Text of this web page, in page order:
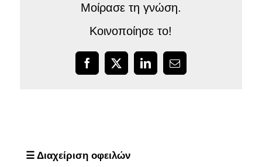
Μοίρασε τη γνώση.
Κοινοποίησε το!
Facebook
X LinkedInEmail
☰ Διαχείριση οφειλών